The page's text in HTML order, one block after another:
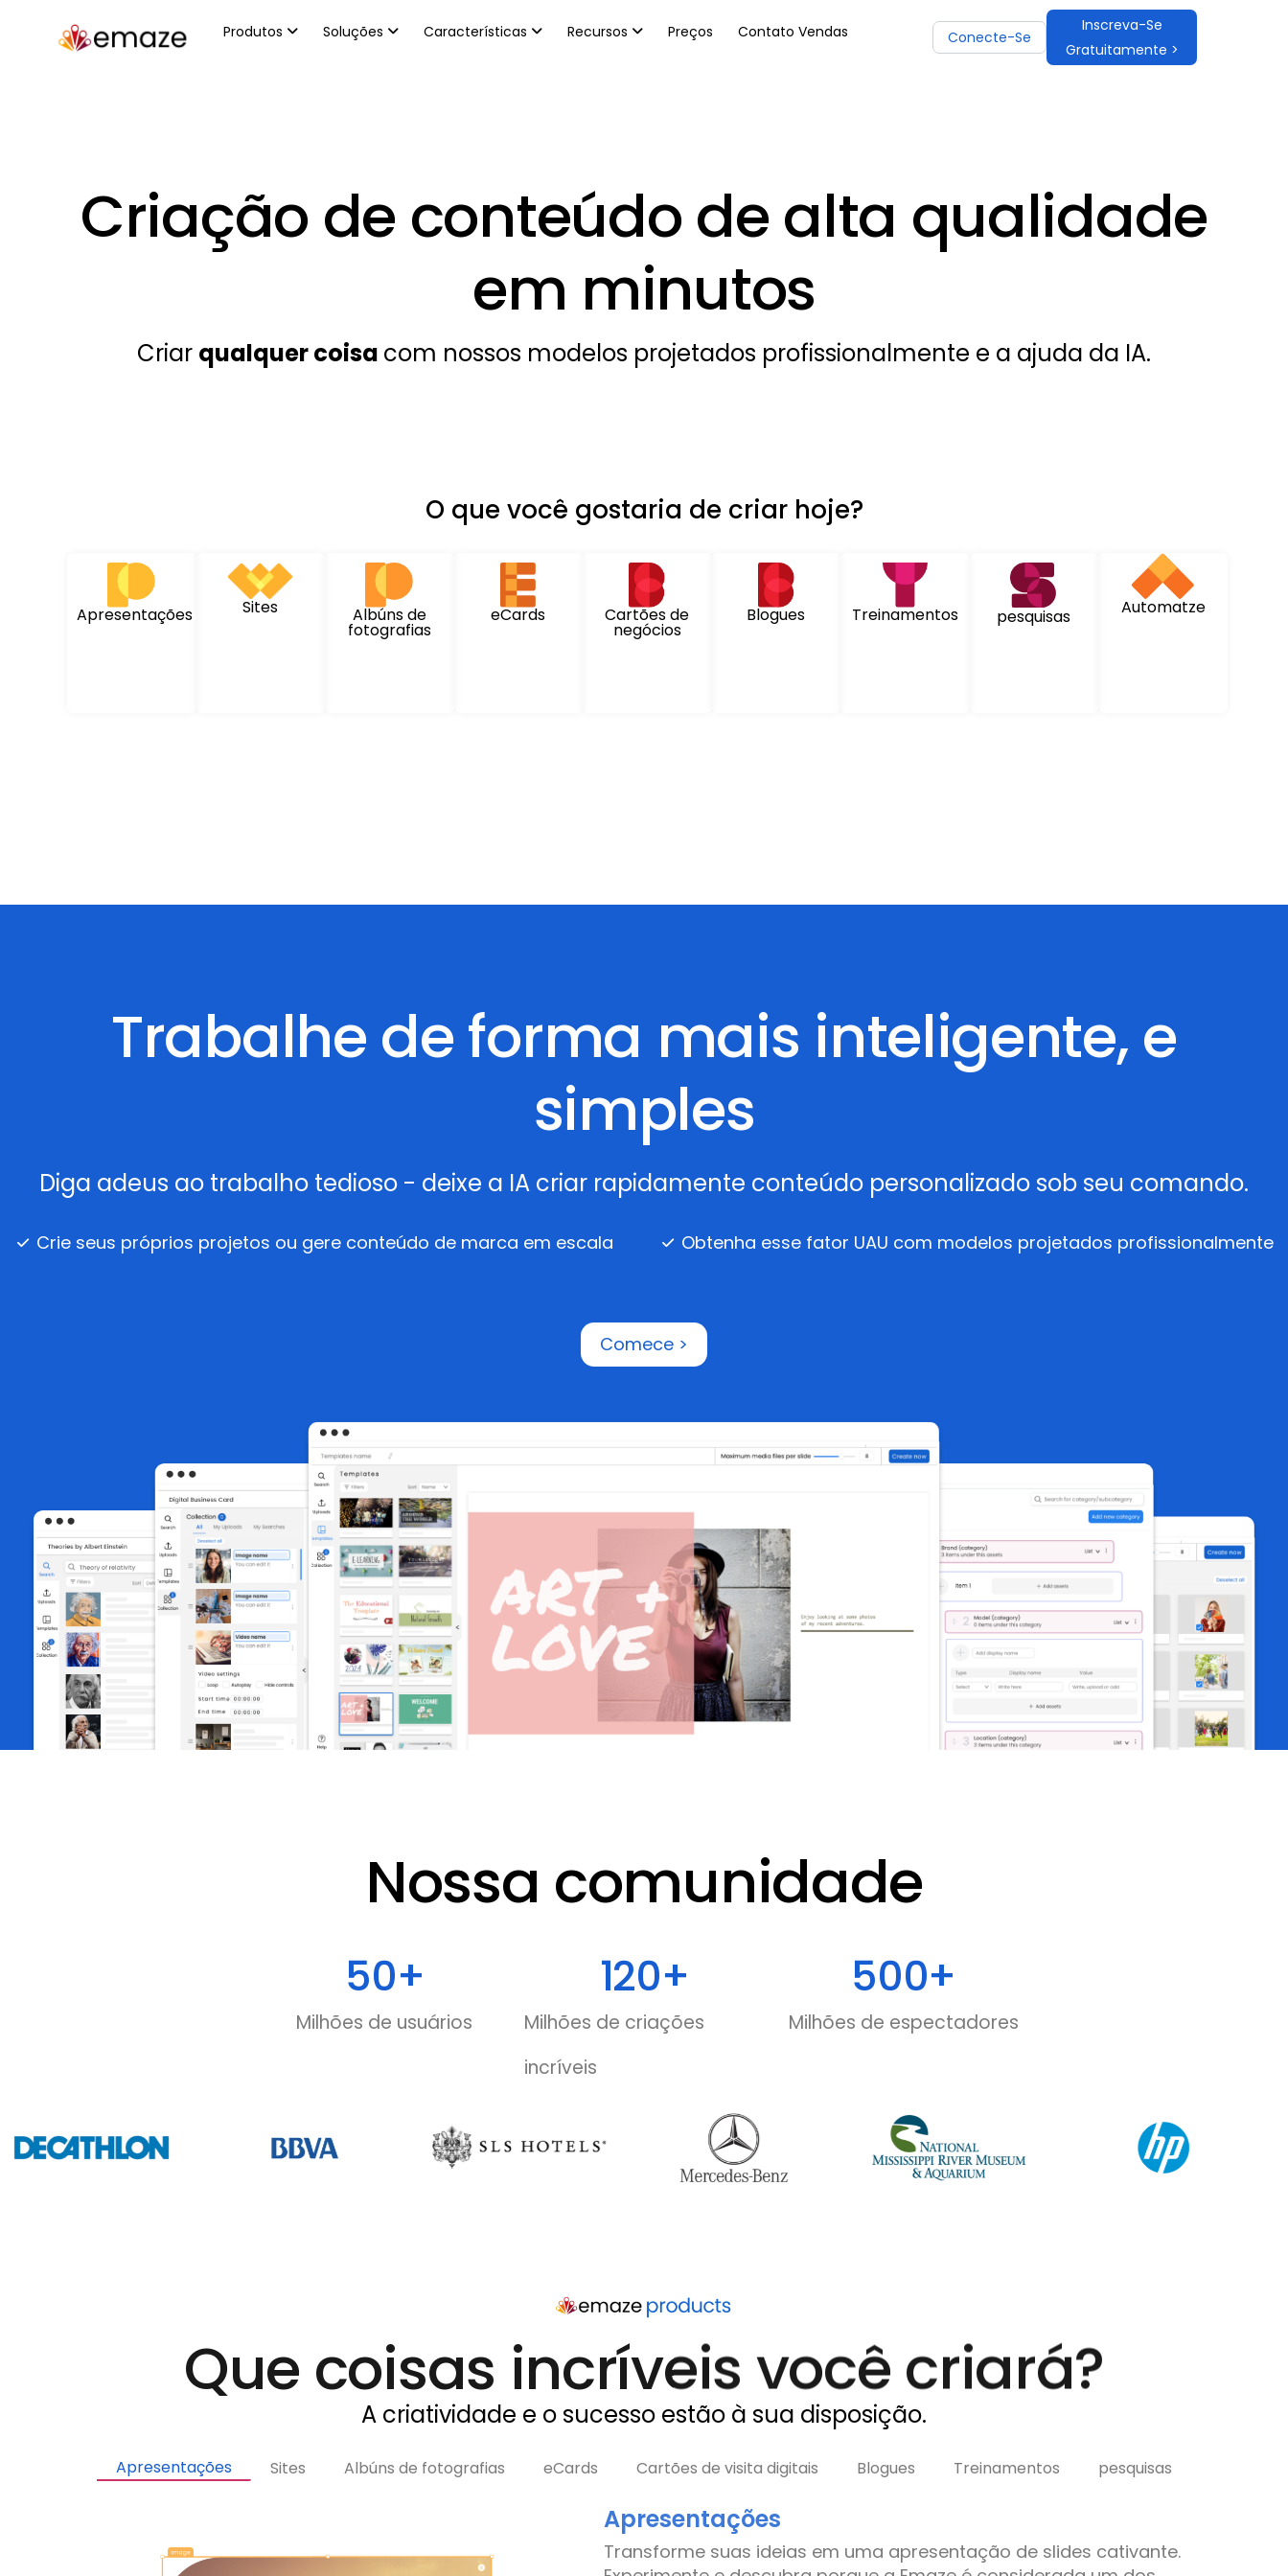
Produtos Soluções Características Recursos Preços Contato Vendas Conecte-Se
Inscreva-Se
Gratuitamente >
Criação de conteúdo de alta qualidade
em minutos
Criar qualquer coisa com nossos modelos projetados profissionalmente e a ajuda da IA.
O que você gostaria de criar hoje?
Apresentações Sites Albúns de
fotografias
eCards Cartões de
negócios
Blogues Treinamentos pesquisas Automatze
Trabalhe de forma mais inteligente, e
simples
Diga adeus ao trabalho tedioso - deixe a IA criar rapidamente conteúdo personalizado sob seu comando.
Crie seus próprios projetos ou gere conteúdo de marca em escala Obtenha esse fator UAU com modelos projetados profissionalmente
Comece >
Nossa comunidade
Milhões de usuários
50+
Milhões de criações
incríveis
120+
Milhões de espectadores
500+
Que coisas incríveis você criará?
A criatividade e o sucesso estão à sua disposição.
Apresentações Sites Albúns de fotografias eCards Cartões de visita digitais Blogues Treinamentos pesquisas
Apresentações
Transforme suas ideias em uma apresentação de slides cativante.